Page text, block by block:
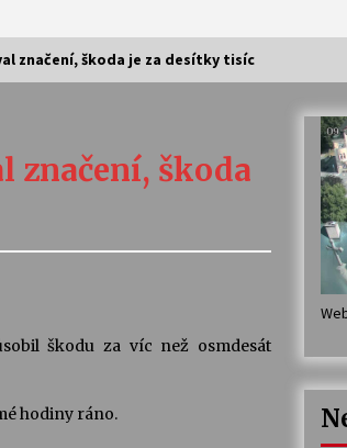
se kapkou
7. 2026
a Jenakaši
značení, škoda je za desítky tisíc
značení, škoda
škodu za víc než osmdesát
hodiny ráno.